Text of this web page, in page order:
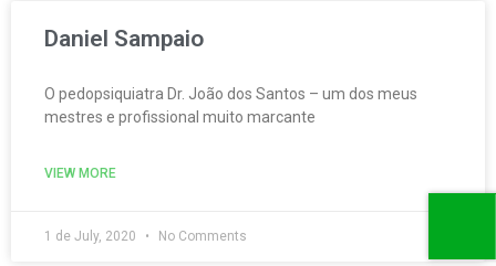
Daniel Sampaio
O pedopsiquiatra Dr. João dos Santos – um dos meus
mestres e profissional muito marcante
VIEW MORE
1 de July, 2020 No Comments